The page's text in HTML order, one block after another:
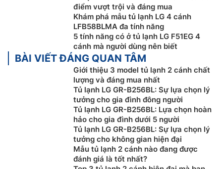
Kháng khuẩn, khử mùi với bộ lọc than hoạt
tính
LG side by side 519 lít GR-B256BL được trang
bị bộ lọc than hoạt tính có tác dụng khử mùi tanh thịt
cá, giữ cho không gian tủ không bị ám mùi và tươi
mát. Ngoài ra bộ lọc giữ cho thực phẩm tươi ngon và
sạch khuẩn trong thời gian dài.
điểm vượt trội và đáng mua
Khám phá mẫu tủ lạnh LG 4 cánh
LFB58BLMA đa tính năng
5 tính năng có ở tủ lạnh LG F51EG 4
cánh mà người dùng nên biết
BÀI VIẾT ĐÁNG QUAN TÂM
Giới thiệu 3 model tủ lạnh 2 cánh chất
lượng và đáng mua nhất
Tủ lạnh LG GR-B256BL: Sự lựa chọn lý
tưởng cho gia đình đông người
Tủ lạnh LG GR-B256BL: Lựa chọn hoàn
hảo cho gia đình dưới 5 người
Tủ lạnh LG GR-B256BL: Sự lựa chọn lý
tưởng cho không gian hiện đại
Mẫu tủ lạnh 2 cánh nào đang được
đánh giá là tốt nhất?